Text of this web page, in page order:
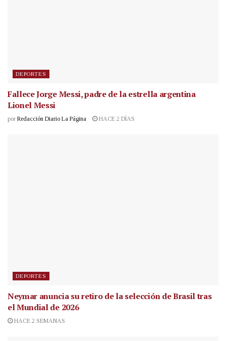
DEPORTES
Fallece Jorge Messi, padre de la estrella argentina
Lionel Messi
por Redacción Diario La Página HACE 2 DÍAS
DEPORTES
Neymar anuncia su retiro de la selección de Brasil tras
el Mundial de 2026
HACE 2 SEMANAS